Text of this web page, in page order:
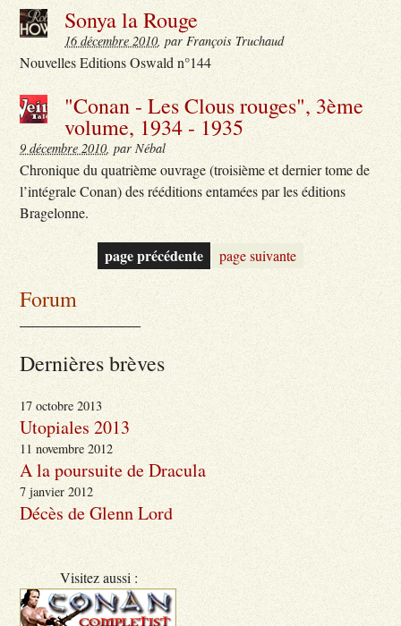
Sonya la Rouge
16 décembre 2010, par François Truchaud
Nouvelles Editions Oswald n°144
"Conan - Les Clous rouges", 3ème
volume, 1934 - 1935
9 décembre 2010, par Nébal
Chronique du quatrième ouvrage (troisième et dernier tome de
l’intégrale Conan) des rééditions entamées par les éditions
Bragelonne.
page précédente page suivante
Forum
_______________
Dernières brèves
17 octobre 2013
Utopiales 2013
11 novembre 2012
A la poursuite de Dracula
7 janvier 2012
Décès de Glenn Lord
Visitez aussi :